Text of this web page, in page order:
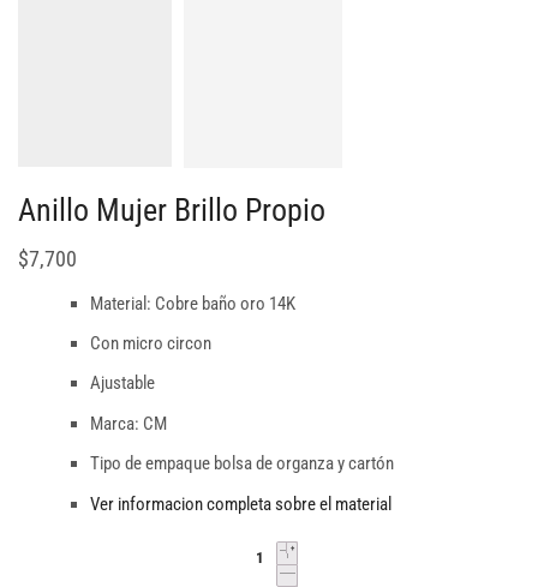
Anillo Mujer Brillo Propio
$7,700
Material: Cobre baño oro 14K
Con micro circon
Ajustable
Marca: CM
Tipo de empaque bolsa de organza y cartón
Ver informacion completa sobre el material